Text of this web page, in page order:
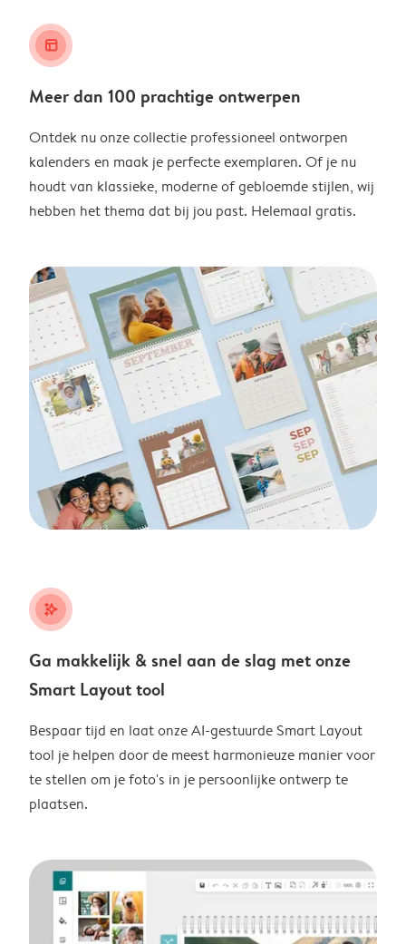
layout_alt
Meer dan 100 prachtige ontwerpen
Ontdek nu onze collectie professioneel ontworpen
kalenders en maak je perfecte exemplaren. Of je nu
houdt van klassieke, moderne of gebloemde stijlen, wij
hebben het thema dat bij jou past. Helemaal gratis.
stars_plus
Ga makkelijk & snel aan de slag met onze
Smart Layout tool
Bespaar tijd en laat onze AI-gestuurde Smart Layout
tool je helpen door de meest harmonieuze manier voor
te stellen om je foto's in je persoonlijke ontwerp te
plaatsen.